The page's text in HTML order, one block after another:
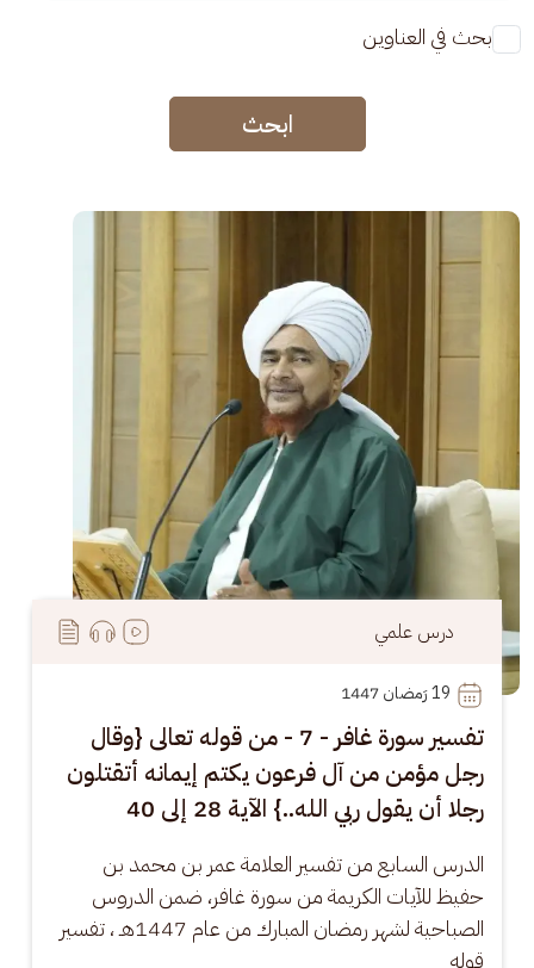
بحث في العناوين
ابحث
الصورة
درس علمي
19
تفسير سورة غافر - 7 - من قوله تعالى {وقال
رجل مؤمن من آل فرعون يكتم إيمانه أتقتلون
رجلا أن يقول ربي الله..} الآية 28 إلى 40
الدرس السابع من تفسير العلامة عمر بن محمد بن
حفيظ للآيات الكريمة من سورة غافر، ضمن الدروس
الصباحية لشهر رمضان المبارك من عام 1447هـ ، تفسير
قوله